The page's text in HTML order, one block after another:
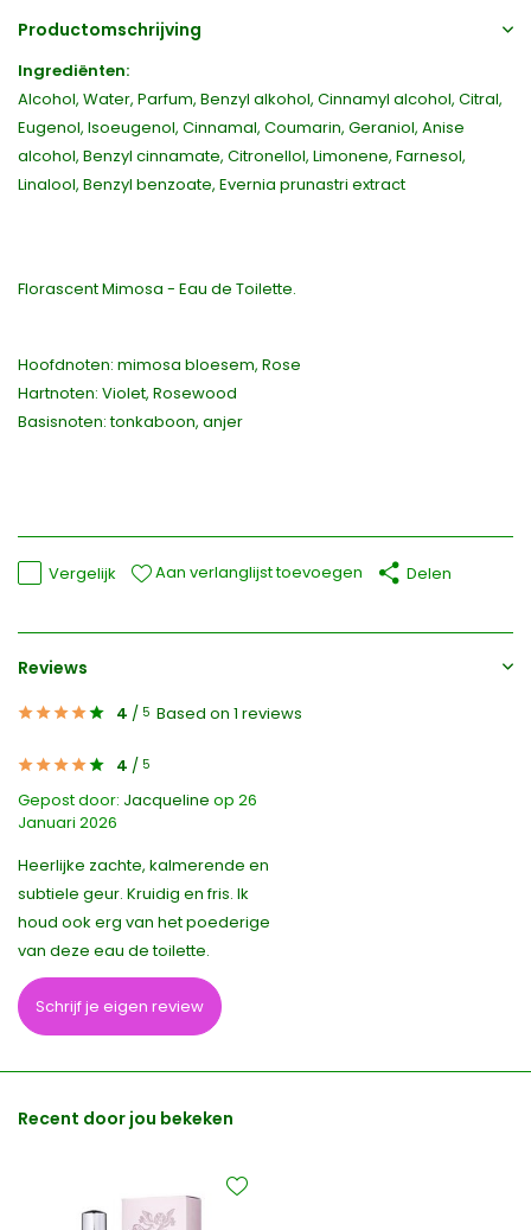
Productomschrijving
Ingrediënten:
Alcohol, Water, Parfum, Benzyl alkohol, Cinnamyl alcohol, Citral,
Eugenol, Isoeugenol, Cinnamal, Coumarin, Geraniol, Anise
alcohol, Benzyl cinnamate, Citronellol, Limonene, Farnesol,
Linalool, Benzyl benzoate, Evernia prunastri extract
Florascent Mimosa - Eau de Toilette.
Hoofdnoten: mimosa bloesem, Rose
Hartnoten: Violet, Rosewood
Basisnoten: tonkaboon, anjer
Vergelijk Aan verlanglijst toevoegen Delen
Reviews
4 / 5 Based on 1 reviews
4 / 5
Gepost door: Jacqueline op 26
Januari 2026
Heerlijke zachte, kalmerende en
subtiele geur. Kruidig en fris. Ik
houd ook erg van het poederige
van deze eau de toilette.
Schrijf je eigen review
Recent door jou bekeken